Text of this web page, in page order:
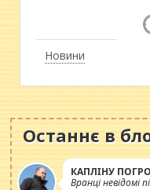
Новини
Останнє в
КАПЛІНУ
Вранці невідомі